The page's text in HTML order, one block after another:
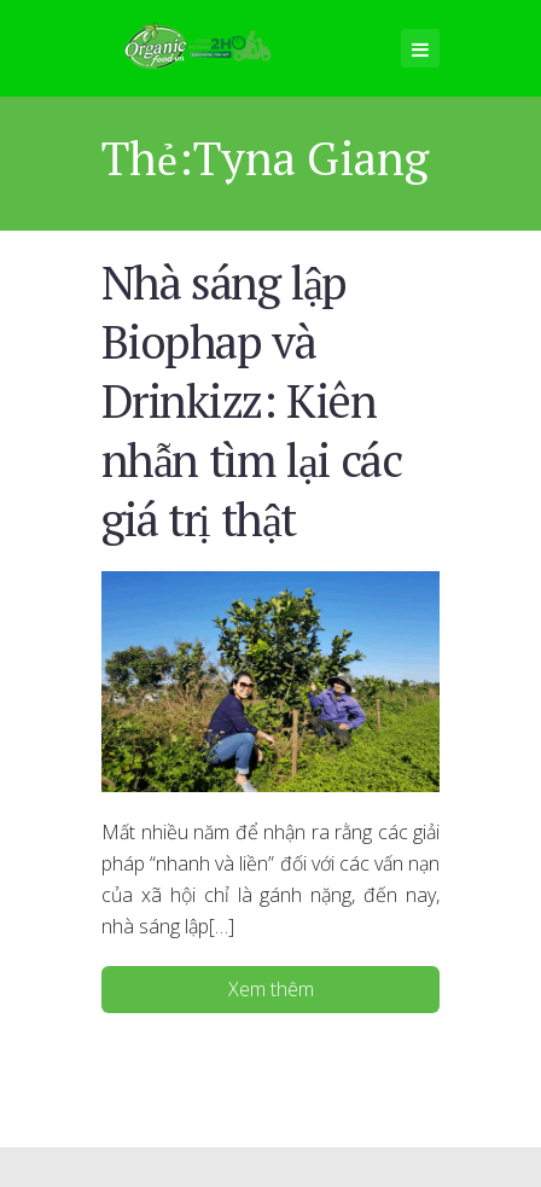
Thẻ:Tyna Giang
Nhà sáng lập
Biophap và
Drinkizz: Kiên
nhẫn tìm lại các
giá trị thật
Mất nhiều năm để nhận ra rằng các giải
pháp “nhanh và liền” đối với các vấn nạn
của xã hội chỉ là gánh nặng, đến nay,
nhà sáng lập[…]
Xem thêm